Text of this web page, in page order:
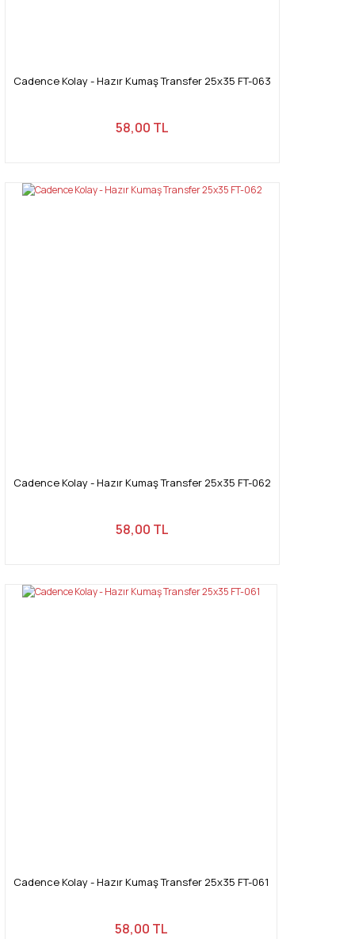
Cadence Kolay - Hazır Kumaş Transfer 25x35 FT-063
58,00 TL
Cadence Kolay - Hazır Kumaş Transfer 25x35 FT-062
58,00 TL
Cadence Kolay - Hazır Kumaş Transfer 25x35 FT-061
58,00 TL